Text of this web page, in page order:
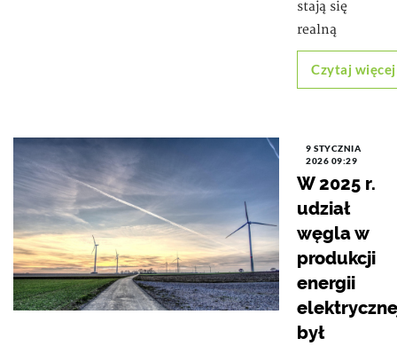
stają się
realną
Czytaj więcej
9 STYCZNIA
2026 09:29
W 2025 r.
udział
węgla w
produkcji
energii
był